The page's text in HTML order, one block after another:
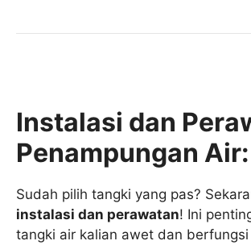
Instalasi dan
Penampungan Air:
Sudah pilih tangki yang pas?
instalasi dan perawatan! Ini
tangki air kalian awet dan berfungsi